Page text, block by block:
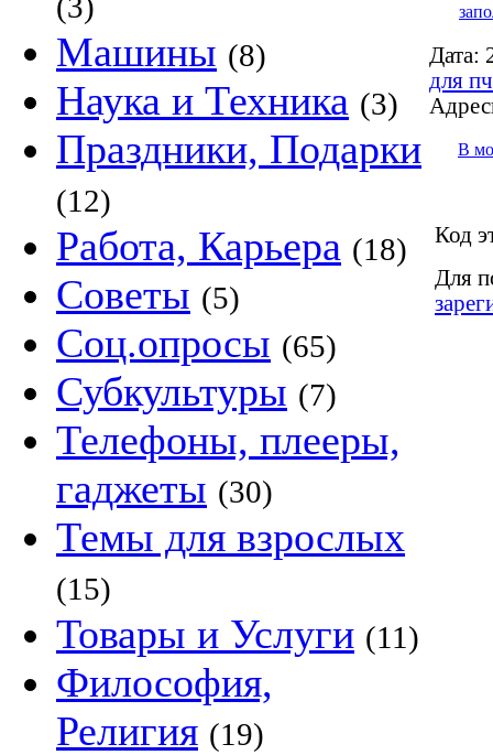
Машины (8)
Наука и Техника (3)
Праздники, Подарки
(12)
Работа, Карьера (18)
Советы (5)
Соц.опросы (65)
Субкультуры (7)
Телефоны, плееры,
гаджеты (30)
Темы для взрослых
(15)
Товары и Услуги (11)
Философия,
Религия (19)
Дата:
для пч
В
Код
Для